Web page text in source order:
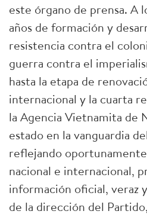
este órgano de prensa. A
años de formación y
resistencia contra el
guerra contra el
hasta la etapa de
internacional y la cuarta
la Agencia Vietnamita de
estado en la vanguardia
reflejando
nacional e internacional,
información oficial, veraz
de la dirección del